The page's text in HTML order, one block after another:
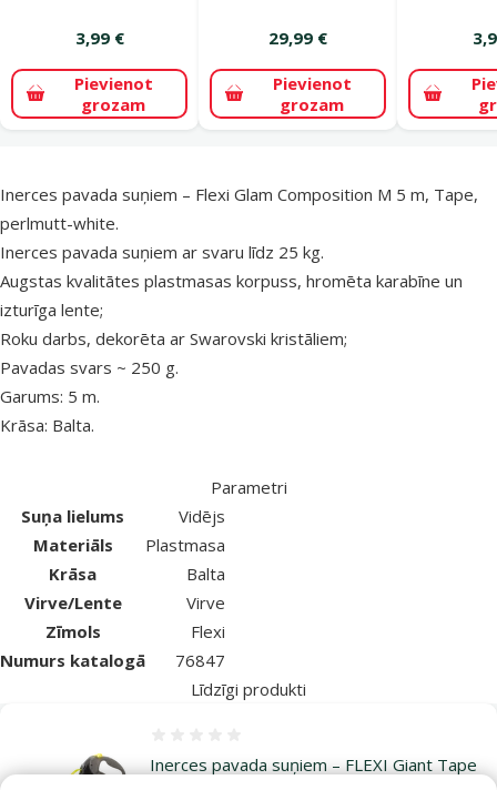
3,99 €
Pievienot
grozam
29,99 €
Pievienot
grozam
superzoo.product.detail.content
Inerces pavada suņiem – Flexi Glam Composition M 5 m, Tape,
perlmutt-white.
Inerces pavada suņiem ar svaru līdz 25 kg.
Augstas kvalitātes plastmasas korpuss, hromēta karabīne un
izturīga lente;
Roku darbs, dekorēta ar Swarovski kristāliem;
Pavadas svars ~ 250 g.
Garums: 5 m.
Krāsa: Balta.
Parametri
Suņa lielums
Vidējs
Materiāls
Plastmasa
Krāsa
Balta
Virve/Lente
Virve
Zīmols
Flexi
Numurs katalogā
76847
Līdzīgi produkti
Inerces pavada suņiem – FLEXI Giant Tape